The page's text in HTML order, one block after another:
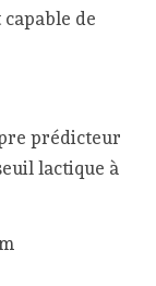
de
prédicteur
lactique à